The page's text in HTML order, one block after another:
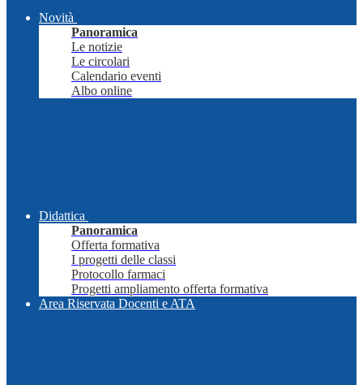
Novità
Panoramica
Le notizie
Le circolari
Calendario eventi
Albo online
Didattica
Panoramica
Offerta formativa
I progetti delle classi
Protocollo farmaci
Progetti ampliamento offerta formativa
Area Riservata Docenti e ATA